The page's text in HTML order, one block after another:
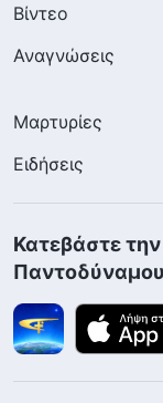
Βίντεο
Αναγνώσεις
Μαρτυρίες
Ειδήσεις
Κατεβάστε